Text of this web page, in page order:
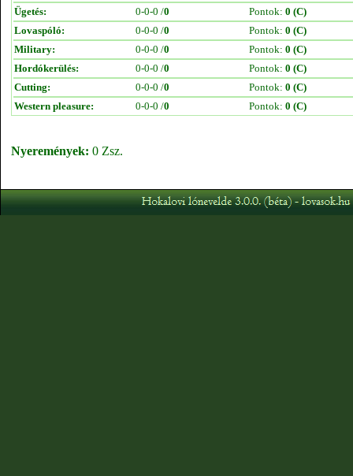
Ügetés:
0-0-0 /0 Pontok: 0 (C)
Lovaspóló:
0-0-0 /0 Pontok: 0 (C)
Military:
0-0-0 /0 Pontok: 0 (C)
Hordókerülés:
0-0-0 /0 Pontok: 0 (C)
Cutting:
0-0-0 /0 Pontok: 0 (C)
Western pleasure:
0-0-0 /0 Pontok: 0 (C)
Nyeremények: 0 Zsz.